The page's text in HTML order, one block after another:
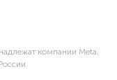
компании Meta,